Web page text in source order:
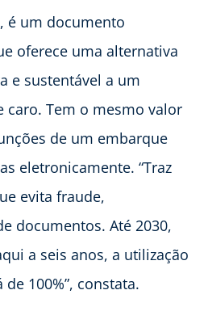
é um documento
oferece uma alternativa
e sustentável a um
caro. Tem o mesmo valor
de um embarque
eletronicamente. “Traz
evita fraude,
documentos. Até 2030,
a seis anos, a utilização
100%”, constata.